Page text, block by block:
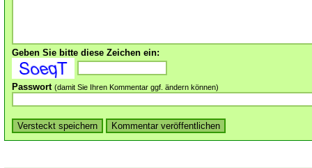
Geben Sie bitte diese Zeichen ein:
Passwort (damit Sie Ihren Kommentar ggf. ändern können)